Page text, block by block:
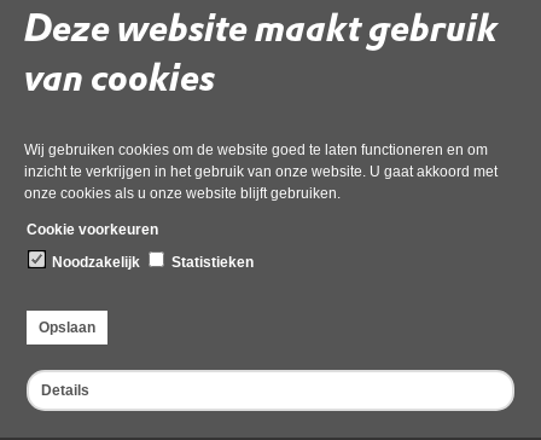
Deze website maakt gebruik
van cookies
Wij gebruiken cookies om de website goed te laten functioneren en om
inzicht te verkrijgen in het gebruik van onze website. U gaat akkoord met
onze cookies als u onze website blijft gebruiken.
Cookie voorkeuren
Noodzakelijk
Statistieken
Opslaan
Details
Gebruik de onderstaande link om het document te downloaden.
Download ‘OMG-037554 Aanbiedingsbrief_besluit_Tijdelijk - 6 mei
Deel deze pagina